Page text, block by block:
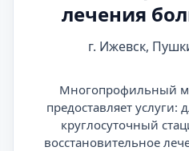
лечения
г. Ижевск,
Многопрофильный
предоставляет услуги:
круглосуточный
восстановительное